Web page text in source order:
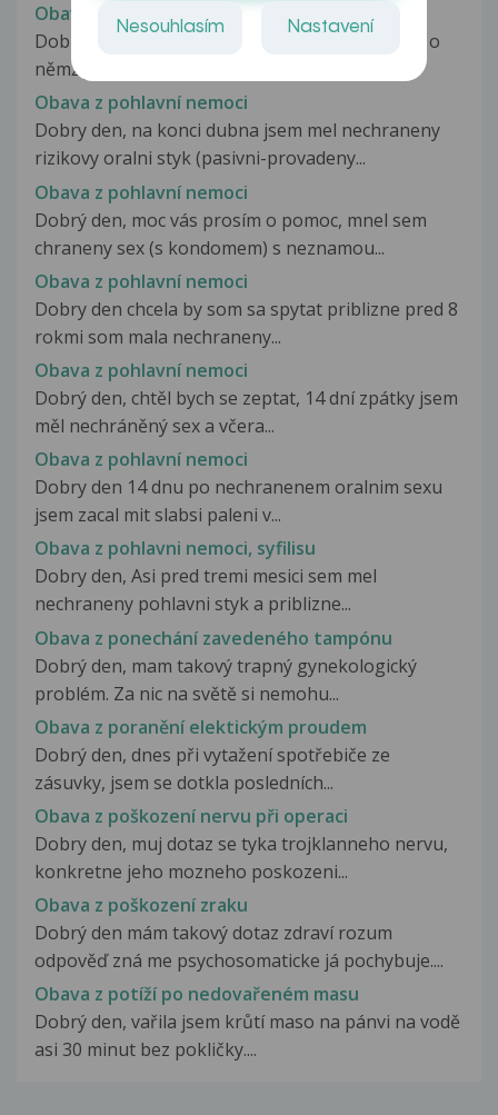
Obava z pohlavní choroby
Dobrý den. Před týdnem jsem měl sex s mužem o
němž jsem se později dozvěděl,...
Obava z pohlavní nemoci
Dobry den, na konci dubna jsem mel nechraneny
rizikovy oralni styk (pasivni-provadeny...
Obava z pohlavní nemoci
Dobrý den, moc vás prosím o pomoc, mnel sem
chraneny sex (s kondomem) s neznamou...
Obava z pohlavní nemoci
Dobry den chcela by som sa spytat priblizne pred 8
rokmi som mala nechraneny...
Obava z pohlavní nemoci
Dobrý den, chtěl bych se zeptat, 14 dní zpátky jsem
měl nechráněný sex a včera...
Obava z pohlavní nemoci
Dobry den 14 dnu po nechranenem oralnim sexu
jsem zacal mit slabsi paleni v...
Obava z pohlavni nemoci, syfilisu
Dobry den, Asi pred tremi mesici sem mel
nechraneny pohlavni styk a priblizne...
Obava z ponechání zavedeného tampónu
Dobrý den, mam takový trapný gynekologický
problém. Za nic na světě si nemohu...
Obava z poranění elektickým proudem
Dobrý den, dnes při vytažení spotřebiče ze
zásuvky, jsem se dotkla posledních...
Obava z poškození nervu při operaci
Dobry den, muj dotaz se tyka trojklanneho nervu,
konkretne jeho mozneho poskozeni...
Obava z poškození zraku
Dobrý den mám takový dotaz zdraví rozum
odpověď zná me psychosomaticke já pochybuje....
Obava z potíží po nedovařeném masu
Dobrý den, vařila jsem krůtí maso na pánvi na vodě
asi 30 minut bez pokličky....
Nesouhlasím Nastavení